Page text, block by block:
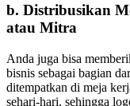
b. Distribusikan
atau Mitra
Anda juga bisa
bisnis sebagai bagian
ditempatkan di meja
sehari-hari, sehingga